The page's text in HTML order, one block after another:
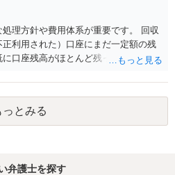
理方針や費用体系が重要です。 回収
利用された）口座にまだ一定額の残
口座残高がほとんど残っていない場
金先口座の口座凍結時の残高を把握
込め詐欺救済法で口座凍結された口
れますが、公告までには口座凍結か
むしろその前に弁護士会照会を行って
。 残高が乏しい口座開設者に対して
っとみる
弁護士を探す